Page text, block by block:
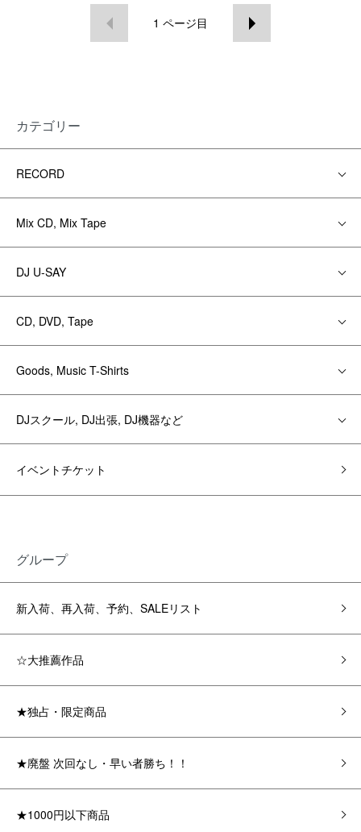
1 ページ目
カテゴリー
RECORD
Mix CD, Mix Tape
DJ U-SAY
CD, DVD, Tape
Goods, Music T-Shirts
DJスクール, DJ出張, DJ機器など
イベントチケット
グループ
新入荷、再入荷、予約、SALEリスト
☆大推薦作品
★独占・限定商品
★廃盤 次回なし・早い者勝ち！！
★1000円以下商品